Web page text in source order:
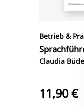
Betrieb &
Claudia
11,90 €